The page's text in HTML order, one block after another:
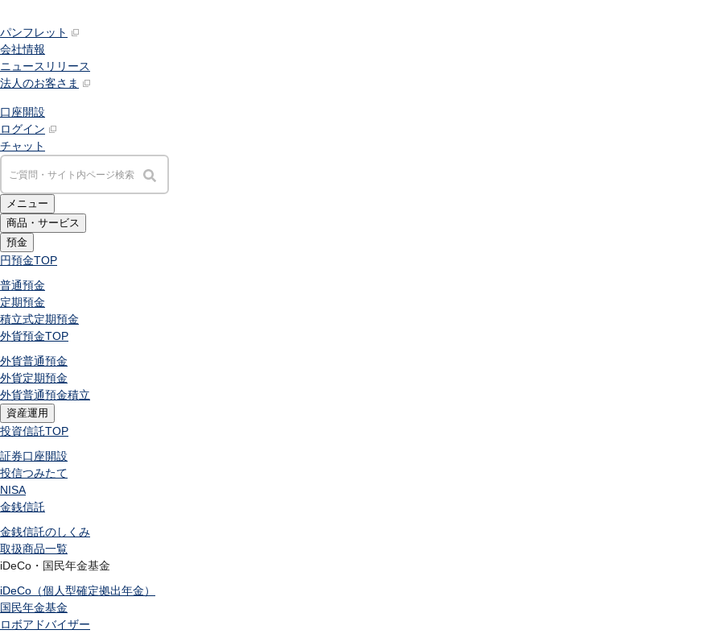
パンフレット
会社情報
ニュースリリース
法人のお客さま
口座開設
ログイン
チャット
メニュー
商品・サービス
預金
円預金TOP
普通預金
定期預金
積立式定期預金
外貨預金TOP
外貨普通預金
外貨定期預金
外貨普通預金積立
資産運用
投資信託TOP
証券口座開設
投信つみたて
NISA
金銭信託
金銭信託のしくみ
取扱商品一覧
iDeCo・国民年金基金
iDeCo（個人型確定拠出年金）
国民年金基金
ロボアドバイザー